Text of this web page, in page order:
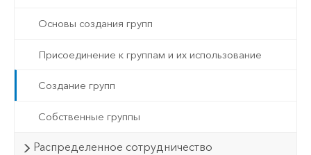
Основы создания групп
Присоединение к группам и их использование
Создание групп
Собственные группы
Распределенное сотрудничество